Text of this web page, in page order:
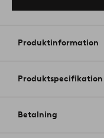
Produktinformation
Produktspecifikation
Betalning